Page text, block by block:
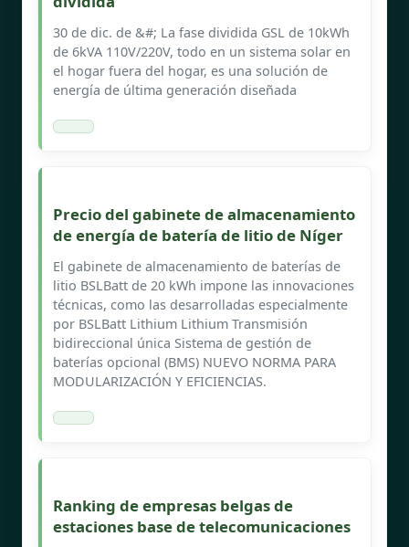
30 de dic. de &#; La fase dividida GSL de 10kWh
de 6kVA 110V/220V, todo en un sistema solar en
el hogar fuera del hogar, es una solución de
energía de última generación diseñada
Precio del gabinete de almacenamiento
de energía de batería de litio de Níger
El gabinete de almacenamiento de baterías de
litio BSLBatt de 20 kWh impone las innovaciones
técnicas, como las desarrolladas especialmente
por BSLBatt Lithium Lithium Transmisión
bidireccional única Sistema de gestión de
baterías opcional (BMS) NUEVO NORMA PARA
MODULARIZACIÓN Y EFICIENCIAS.
Ranking de empresas belgas de
estaciones base de telecomunicaciones